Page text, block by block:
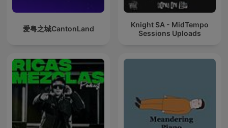
爱粤之城CantonLand
Knight SA - MidTempo
Sessions Uploads